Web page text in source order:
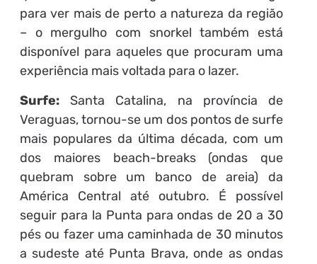
para ver mais de perto a natureza da região
– o mergulho com snorkel também está
disponível para aqueles que procuram uma
experiência mais voltada para o lazer.
Surfe: Santa Catalina, na província de
Veraguas, tornou-se um dos pontos de surfe
mais populares da última década, com um
dos maiores beach-breaks (ondas que
quebram sobre um banco de areia) da
América Central até outubro. É possível
seguir para la Punta para ondas de 20 a 30
pés ou fazer uma caminhada de 30 minutos
a sudeste até Punta Brava, onde as ondas